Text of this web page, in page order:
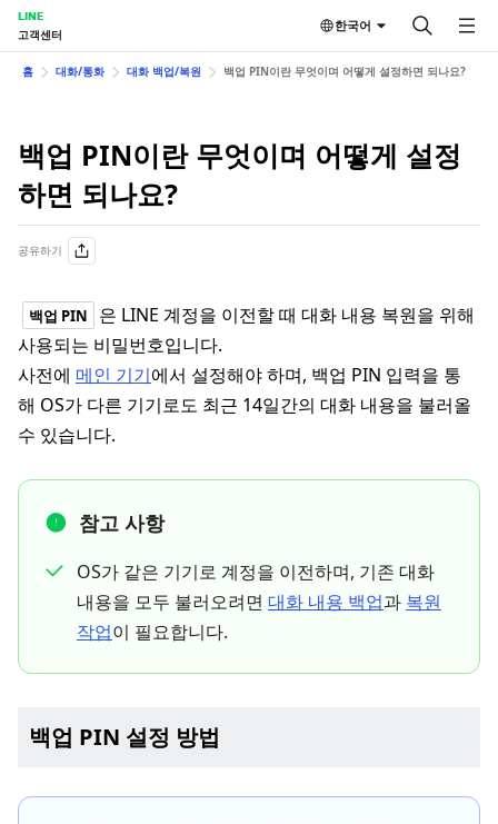
LINE
고객센터
한국어
홈 대화/통화 대화 백업/복원 백업 PIN이란 무엇이며 어떻게 설정하면 되나요?
백업 PIN이란 무엇이며 어떻게 설정
하면 되나요?
공유하기
백업 PIN
은 LINE 계정을 이전할 때 대화 내용 복원을 위해
사용되는 비밀번호입니다.
사전에 메인 기기에서 설정해야 하며, 백업 PIN 입력을 통
해 OS가 다른 기기로도 최근 14일간의 대화 내용을 불러올
수 있습니다.
참고 사항
OS가 같은 기기로 계정을 이전하며, 기존 대화
내용을 모두 불러오려면 대화 내용 백업과 복원
작업이 필요합니다.
백업 PIN 설정 방법